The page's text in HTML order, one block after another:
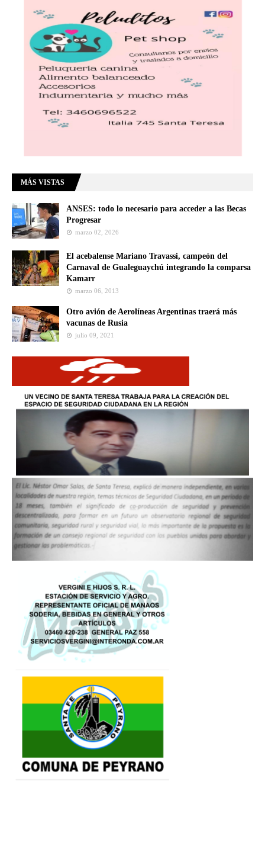
MÁS VISTAS
ANSES: todo lo necesario para acceder a las Becas
Progresar
marzo 02, 2026
El acebalense Mariano Travassi, campeón del
Carnaval de Gualeguaychú integrando la comparsa
Kamarr
marzo 06, 2013
Otro avión de Aerolíneas Argentinas traerá más
vacunas de Rusia
julio 09, 2021